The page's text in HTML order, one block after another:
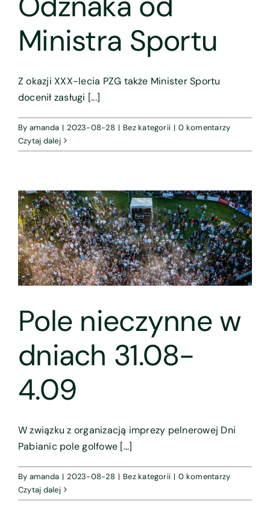
Ministra Sportu
Z okazji XXX-lecia PZG także Minister Sportu
docenił zasługi [...]
By amanda | 2023-08-28 | Bez kategorii | 0 komentarzy
Czytaj dalej
Pole nieczynne w
dniach 31.08-
4.09
W związku z organizacją imprezy pelnerowej Dni
Pabianic pole golfowe [...]
By amanda | 2023-08-28 | Bez kategorii | 0 komentarzy
Czytaj dalej